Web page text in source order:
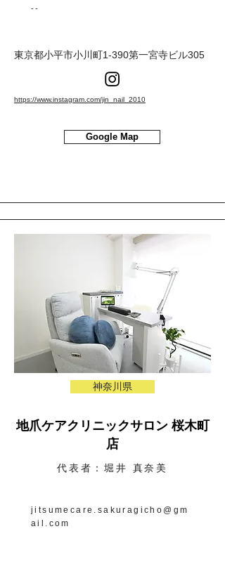
--
東京都小平市小川町1-390第一宮寺ビル305
https://www.instagram.com/jin_nail_2010
Google Map
神奈川県
地爪ケアクリニックサロン 桜木町
店
代表者：堀井 真奈美
jitsumecare.sakuragicho@gm
ail.com